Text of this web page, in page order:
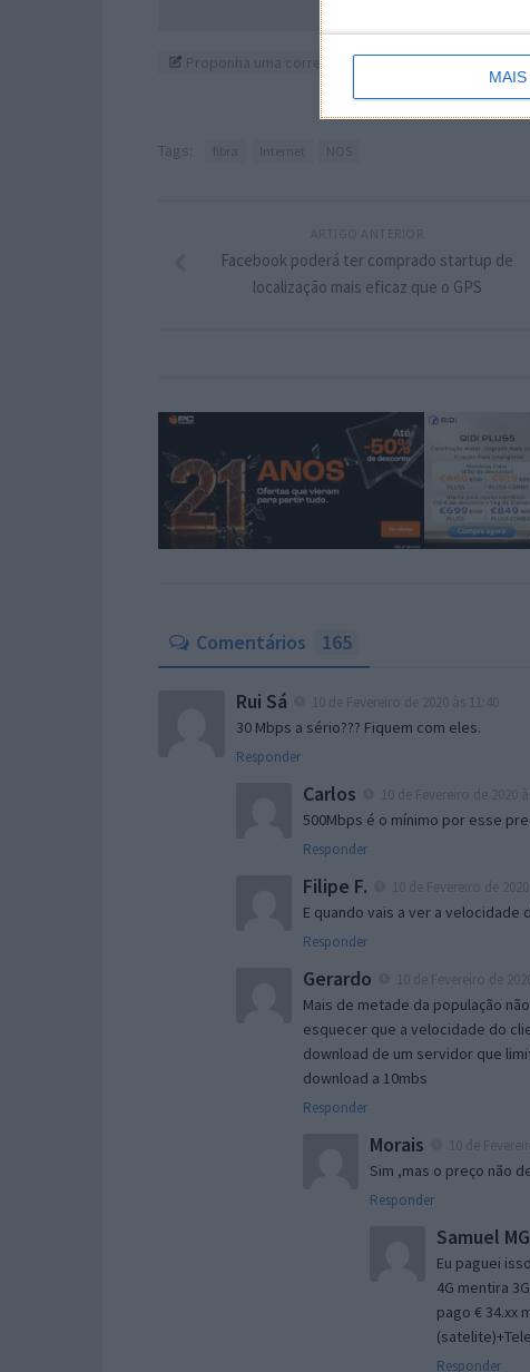
Proponha uma correção, faça uma sugestão
Tags:
Facebook poderá ter comprado startup de
localização mais eficaz que o GPS
Comentários 165
Rui Sá
30 Mbps a sério??? Fiquem com eles.
Responder
Carlos
500Mbps é o mínimo por esse
Responder
Filipe F.
E quando vais a ver a velocidade
Responder
Gerardo
Mais de metade da população
esquecer que a velocidade do
download de um servidor que
download a 10mbs
Responder
Morais
Sim ,mas o preço não
Responder
Samuel MG
Eu paguei
4G mentira
pago € 34.xx
Responder